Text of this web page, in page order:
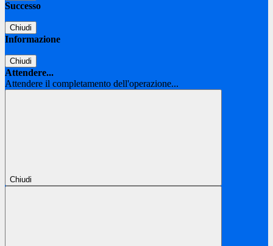
Successo
Chiudi
Informazione
Chiudi
Attendere...
Attendere il completamento dell'operazione...
Chiudi